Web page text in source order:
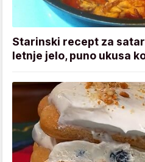
Starinski recept za
letnje jelo, puno ukusa